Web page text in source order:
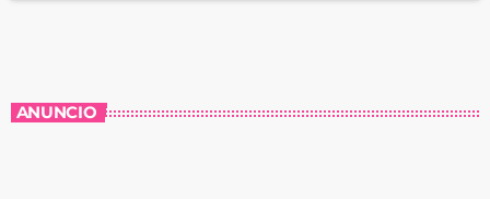
ANUNCIO